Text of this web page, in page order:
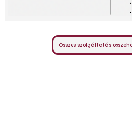
Összes szolgáltatás